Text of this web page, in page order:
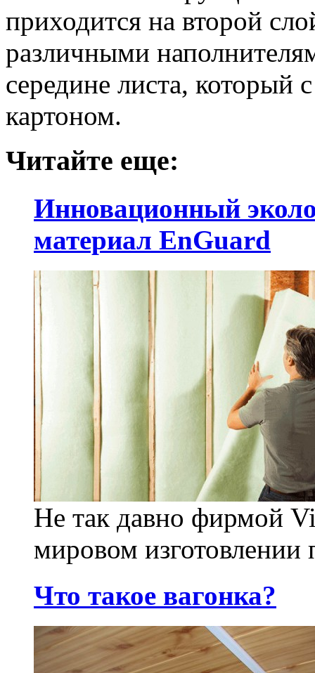
приходится на второй
различными
середине листа, который
картоном.
Читайте еще:
Инновационный
материал EnGuard
Не так давно фирмой
мировом
Что такое вагонка?